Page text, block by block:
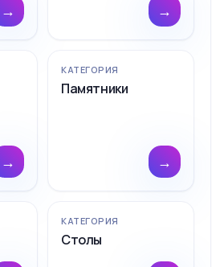
→ →
→
КАТЕГОРИЯ
Памятники
→
КАТЕГОРИЯ
Столы